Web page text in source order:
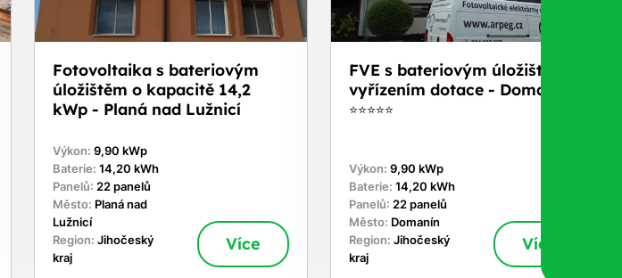
Fotovoltaika s bateriovým
úložištěm o kapacitě 14,2
kWp - Planá nad Lužnicí
Výkon: 9,90 kWp
Baterie: 14,20 kWh
Panelů: 22 panelů
Město: Planá nad
Lužnicí
Region: Jihočeský
kraj
Více
FVE s bateriovým úložištěm a
vyřízením dotace - Domanín
⭐⭐⭐⭐⭐
Výkon: 9,90 kWp
Baterie: 14,20 kWh
Panelů: 22 panelů
Město: Domanín
Region: Jihočeský
kraj
Více